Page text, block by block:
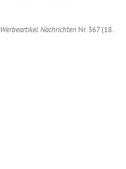
Werbeartikel Nachrichten Nr. 367 (18.